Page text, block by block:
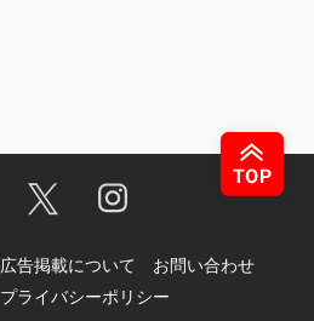
広告掲載について
お問い合わせ
プライバシーポリシー